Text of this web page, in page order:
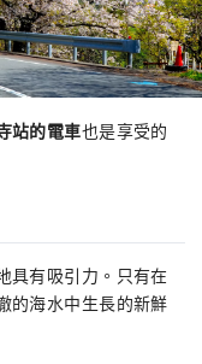
站的電車也是享受的
具有吸引力。只有在
的海水中生長的新鮮